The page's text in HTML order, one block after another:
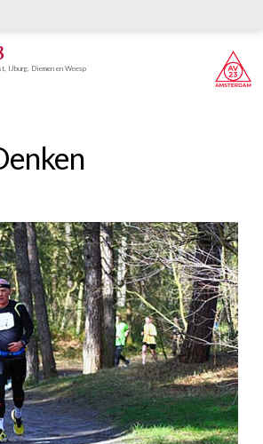
IJburg, Diemen en Weesp